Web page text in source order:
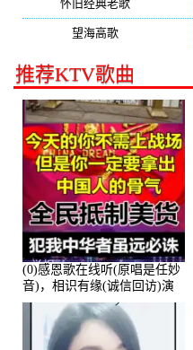
怀旧经典老歌
望海高歌
推荐KTV歌曲
(0)感恩歌在线听(原唱是任妙
音)，相识有缘(诚信回访)演
唱点播:161288次